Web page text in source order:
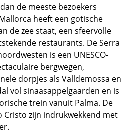
de meeste bezoekers
heeft een gotische
de zee staat, een sfeervolle
restaurants. De Serra
is een UNESCO-
bergwegen,
dorpjes als Valldemossa en
vol sinaasappelgaarden en is
trein vanuit Palma. De
zijn indrukwekkend met